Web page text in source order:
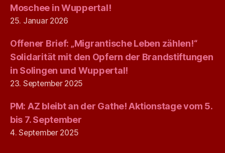
Moschee in Wuppertal!
25. Januar 2026
Offener Brief: „Migrantische Leben zählen!“
Solidarität mit den Opfern der Brandstiftungen
in Solingen und Wuppertal!
23. September 2025
PM: AZ bleibt an der Gathe! Aktionstage vom 5.
bis 7. September
4. September 2025